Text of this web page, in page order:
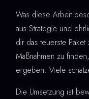
Was diese Arbeit
aus Strategie und
dir das teuerste
Maßnahmen zu
ergeben. Viele
Die Umsetzung ist